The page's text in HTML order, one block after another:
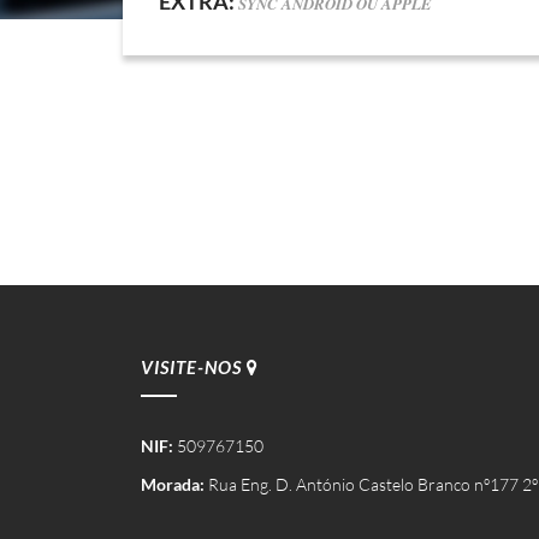
VISITE-NOS
NIF: 509767150
Morada: Rua Eng. D. António Castelo Branco nº177